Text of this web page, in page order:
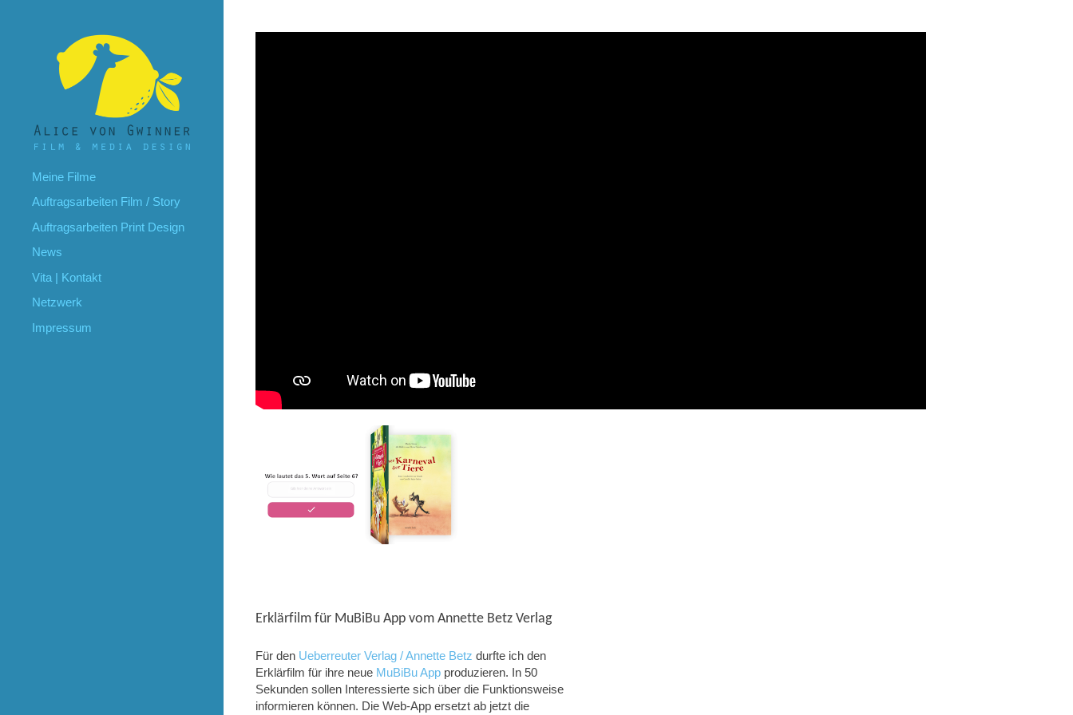
Meine Filme
Auftragsarbeiten Film / Story
Auftragsarbeiten Print Design
News
Vita | Kontakt
Netzwerk
Impressum
Erklärfilm für MuBiBu App vom Annette Betz Verlag
Für den Ueberreuter Verlag / Annette Betz durfte ich den
Erklärfilm für ihre neue MuBiBu App produzieren. In 50
Sekunden sollen Interessierte sich über die Funktionsweise
informieren können. Die Web-App ersetzt ab jetzt die